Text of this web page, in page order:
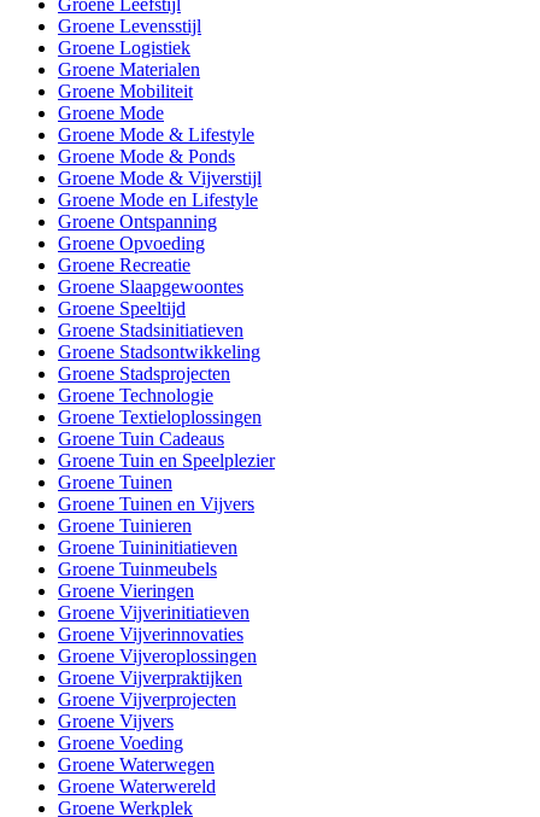
Groene Leefstijl
Groene Levensstijl
Groene Logistiek
Groene Materialen
Groene Mobiliteit
Groene Mode
Groene Mode & Lifestyle
Groene Mode & Ponds
Groene Mode & Vijverstijl
Groene Mode en Lifestyle
Groene Ontspanning
Groene Opvoeding
Groene Recreatie
Groene Slaapgewoontes
Groene Speeltijd
Groene Stadsinitiatieven
Groene Stadsontwikkeling
Groene Stadsprojecten
Groene Technologie
Groene Textieloplossingen
Groene Tuin Cadeaus
Groene Tuin en Speelplezier
Groene Tuinen
Groene Tuinen en Vijvers
Groene Tuinieren
Groene Tuininitiatieven
Groene Tuinmeubels
Groene Vieringen
Groene Vijverinitiatieven
Groene Vijverinnovaties
Groene Vijveroplossingen
Groene Vijverpraktijken
Groene Vijverprojecten
Groene Vijvers
Groene Voeding
Groene Waterwegen
Groene Waterwereld
Groene Werkplek